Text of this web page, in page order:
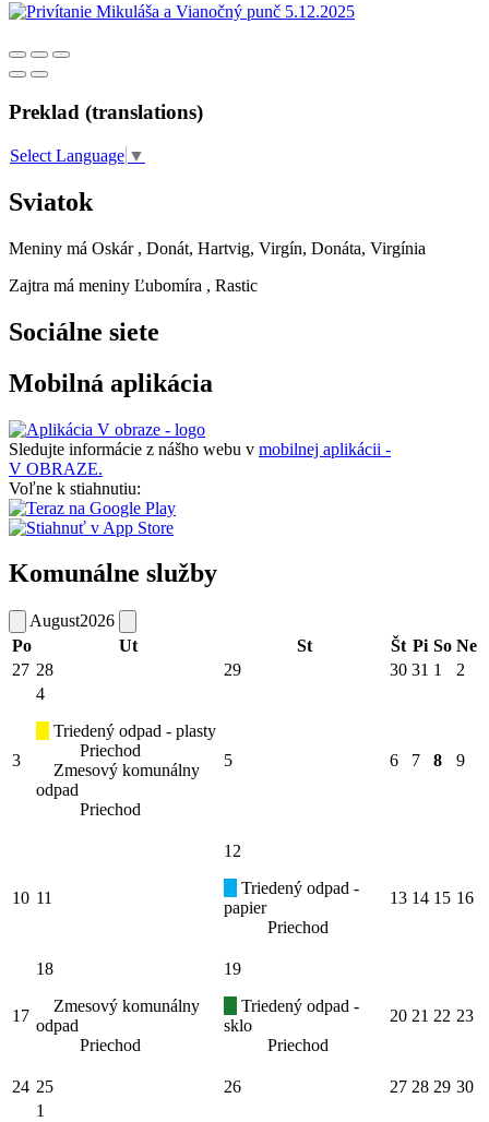
Preklad (translations)
Select Language ▼
Sviatok
Meniny má Oskár , Donát, Hartvig, Virgín, Donáta, Virgínia
Zajtra má meniny Ľubomíra , Rastic
Sociálne siete
Mobilná aplikácia
Sledujte informácie z nášho webu v mobilnej aplikácii -
V OBRAZE.
Voľne k stiahnutiu:
Komunálne služby
August2026
Po
Ut St Št Pi So Ne
27 28 29 30 31 1 2
3
4
Triedený odpad - plasty
Priechod
Zmesový komunálny
odpad
Priechod
5 6 7 8 9
10 11
12
Triedený odpad -
papier
Priechod
13 14 15 16
17
18
Zmesový komunálny
odpad
Priechod
19
Triedený odpad -
sklo
Priechod
20 21 22 23
24 25 26 27 28 29 30
1